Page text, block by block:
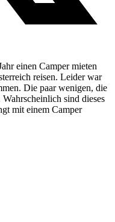
einen Camper mieten
reisen. Leider war
Die paar wenigen, die
sind dieses
mit einem Camper